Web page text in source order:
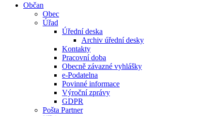
Občan
Obec
Úřad
Úřední deska
Archiv úřední desky
Kontakty
Pracovní doba
Obecně závazné vyhlášky
e-Podatelna
Povinné informace
Výroční zprávy
GDPR
Pošta Partner